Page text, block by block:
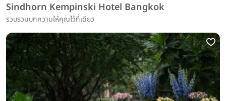
Sindhorn Kempinski Hotel Bangkok
รวบรวมบทความให้คุณไว้ที่เดียว